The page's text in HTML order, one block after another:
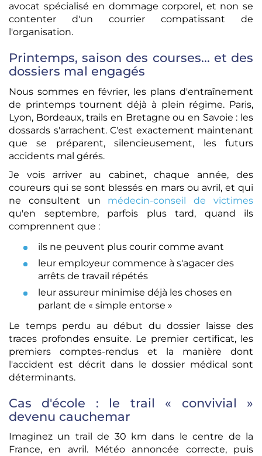
avocat spécialisé en dommage corporel, et non se
contenter d'un courrier compatissant de
l'organisation.
Printemps, saison des courses... et des
dossiers mal engagés
Nous sommes en février, les plans d'entraînement
de printemps tournent déjà à plein régime. Paris,
Lyon, Bordeaux, trails en Bretagne ou en Savoie : les
dossards s'arrachent. C'est exactement maintenant
que se préparent, silencieusement, les futurs
accidents mal gérés.
Je vois arriver au cabinet, chaque année, des
coureurs qui se sont blessés en mars ou avril, et qui
ne consultent un médecin-conseil de victimes
qu'en septembre, parfois plus tard, quand ils
comprennent que :
ils ne peuvent plus courir comme avant
leur employeur commence à s'agacer des
arrêts de travail répétés
leur assureur minimise déjà les choses en
parlant de « simple entorse »
Le temps perdu au début du dossier laisse des
traces profondes ensuite. Le premier certificat, les
premiers comptes-rendus et la manière dont
l'accident est décrit dans le dossier médical sont
déterminants.
Cas d'école : le trail « convivial »
devenu cauchemar
Imaginez un trail de 30 km dans le centre de la
France, en avril. Météo annoncée correcte, puis